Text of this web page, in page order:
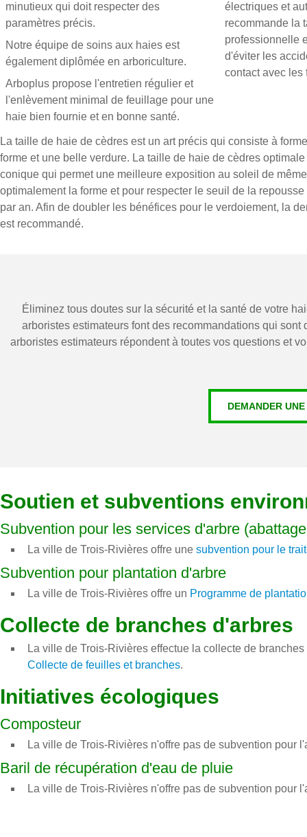
minutieux qui doit respecter des
paramètres précis.
Notre équipe de soins aux haies est
également diplômée en arboriculture.
Arboplus propose l'entretien régulier et
l'enlèvement minimal de feuillage pour une
haie bien fournie et en bonne santé.
électriques et
recommande la
professionnelle
d'éviter les
contact avec les
La taille de haie de cèdres est un art précis qui consiste à
forme et une belle verdure. La taille de haie de cèdres
conique qui permet une meilleure exposition au soleil de
optimalement la forme et pour respecter le seuil de la
par an. Afin de doubler les bénéfices pour le verdoiement, la
est recommandé.
Éliminez tous doutes sur la sécurité et la santé de votre
arboristes estimateurs font des recommandations qui
arboristes estimateurs répondent à toutes vos questions et
DEMANDER
Soutien et subventions
Subvention pour les services d'arbre
La ville de Trois-Rivières offre une subvention pour le
Subvention pour plantation d'arbre
La ville de Trois-Rivières offre un Programme de
Collecte de branches d'arbres
La ville de Trois-Rivières effectue la collecte de
Collecte de feuilles et branches.
Initiatives écologiques
Composteur
La ville de Trois-Rivières n'offre pas de subvention pour
Baril de récupération d'eau de pluie
La ville de Trois-Rivières n'offre pas de subvention pour